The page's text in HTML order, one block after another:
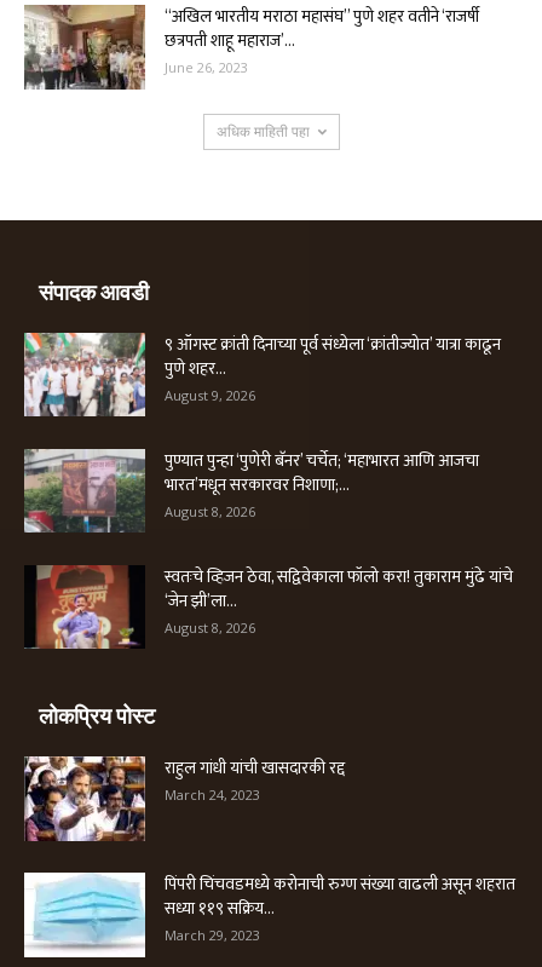
“अखिल भारतीय मराठा महासंघ” पुणे शहर वतीने ‘राजर्षी
छत्रपती शाहू महाराज’...
June 26, 2023
अधिक माहिती पहा
संपादक आवडी
९ ऑगस्ट क्रांती दिनाच्या पूर्व संध्येला ‘क्रांतीज्योत’ यात्रा काढून
पुणे शहर...
August 9, 2026
पुण्यात पुन्हा ‘पुणेरी बॅनर’ चर्चेत; ‘महाभारत आणि आजचा
भारत’मधून सरकारवर निशाणा;...
August 8, 2026
स्वतःचे व्हिजन ठेवा, सद्विवेकाला फॉलो करा! तुकाराम मुंढे यांचे
‘जेन झी’ला...
August 8, 2026
लोकप्रिय पोस्ट
राहुल गांधी यांची खासदारकी रद्द
March 24, 2023
पिंपरी चिंचवडमध्ये करोनाची रुग्ण संख्या वाढली असून शहरात
सध्या ११९ सक्रिय...
March 29, 2023